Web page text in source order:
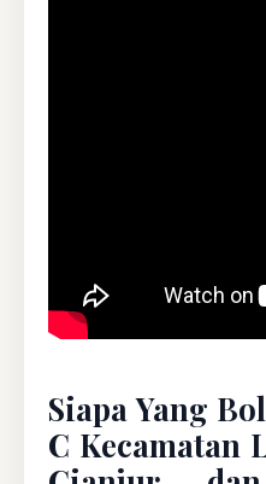
Siapa Yang
C Kecamatan